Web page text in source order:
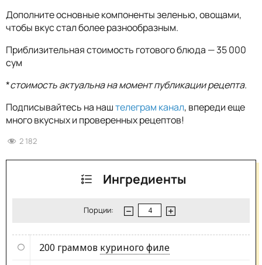
Дополните основные компоненты зеленью, овощами,
чтобы вкус стал более разнообразным.
Приблизительная стоимость готового блюда — 35 000
сум
*стоимость актуальна на момент публикации рецепта.
Подписывайтесь на наштелеграм канал, впереди еще
много вкусных и проверенных рецептов!
2 182
Ингредиенты
Порции:
200 граммов куриного филе